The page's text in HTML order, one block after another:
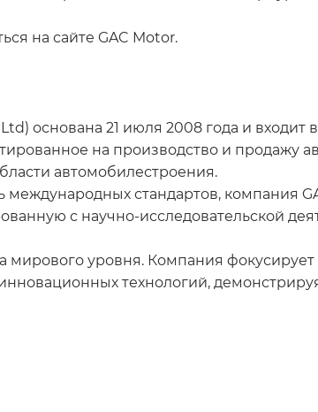
на сайте GAC Motor.
основана 21 июля 2008 года и входит
на производство и продажу
автомобилестроения.
стандартов, компания
с научно-исследовательской
мирового уровня. Компания
технологий,